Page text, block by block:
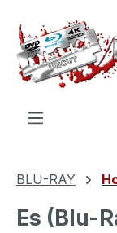
Zum Hauptinhalt
BLU-RAY
Es (Blu-